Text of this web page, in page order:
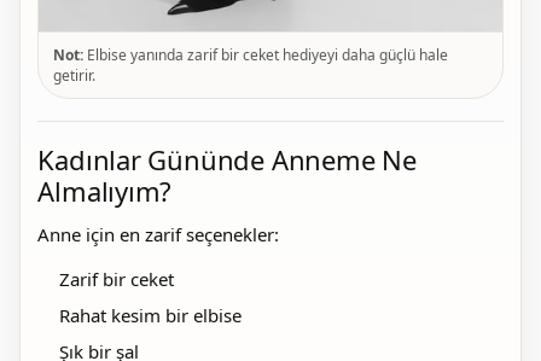
Not: Elbise yanında zarif bir ceket hediyeyi daha güçlü hale
getirir.
Kadınlar Gününde Anneme Ne
Almalıyım?
Anne için en zarif seçenekler:
Zarif bir ceket
Rahat kesim bir elbise
Şık bir şal